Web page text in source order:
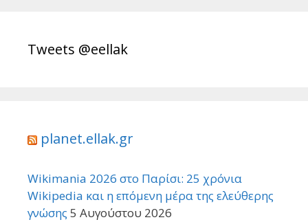
Tweets @eellak
planet.ellak.gr
Wikimania 2026 στο Παρίσι: 25 χρόνια
Wikipedia και η επόμενη μέρα της ελεύθερης
γνώσης 5 Αυγούστου 2026